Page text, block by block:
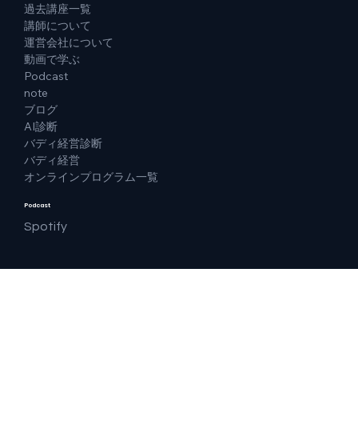
過去講座一覧
講師について
運営会社について
動画で学ぶ
Podcast
note
ブログ
AI診断
バディ経営診断
バディ経営
オンラインプログラム一覧
Podcast
Spotify